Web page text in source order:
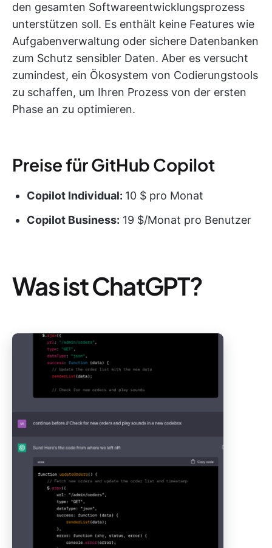
den gesamten Softwareentwicklungsprozess
unterstützen soll. Es enthält keine Features wie
Aufgabenverwaltung oder sichere Datenbanken
zum Schutz sensibler Daten. Aber es versucht
zumindest, ein Ökosystem von Codierungstools
zu schaffen, um Ihren Prozess von der ersten
Phase an zu optimieren.
Preise für GitHub Copilot
Copilot Individual: 10 $ pro Monat
Copilot Business: 19 $/Monat pro Benutzer
Was ist ChatGPT?